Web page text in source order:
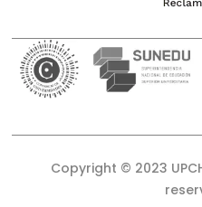
Copyright © 2023